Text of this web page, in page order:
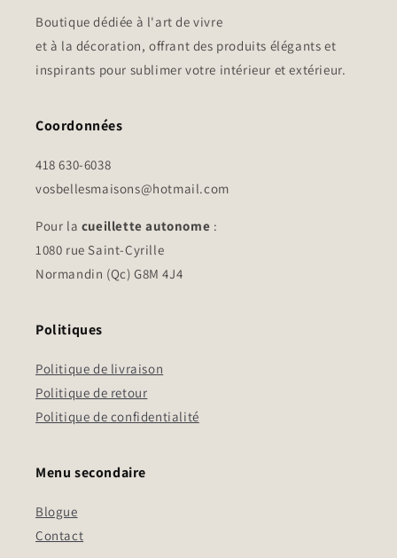
Boutique dédiée à l'art de vivre
et à la décoration, offrant des produits élégants et
inspirants pour sublimer votre intérieur et extérieur.
Coordonnées
418 630-6038
vosbellesmaisons@hotmail.com
Pour la cueillette autonome :
1080 rue Saint-Cyrille
Normandin (Qc) G8M 4J4
Politiques
Politique de livraison
Politique de retour
Politique de confidentialité
Menu secondaire
Blogue
Contact